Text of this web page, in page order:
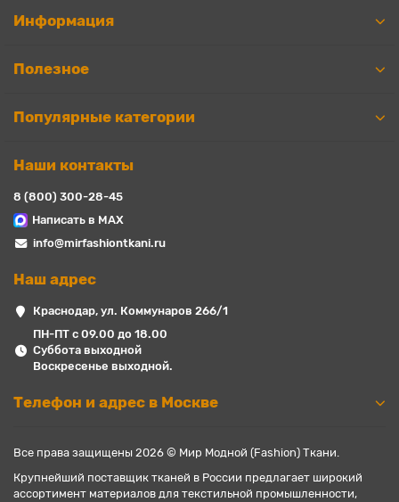
Информация
Полезное
Популярные категории
Наши контакты
8 (800) 300-28-45
Написать в MAX
info@mirfashiontkani.ru
Наш адрес
Краснодар, ул. Коммунаров 266/1
ПН-ПТ с 09.00 до 18.00
Суббота выходной
Воскресенье выходной.
Телефон и адрес в Москве
Все права защищены 2026 © Мир Модной (Fashion) Ткани.
Крупнейший поставщик тканей в России предлагает широкий
ассортимент материалов для текстильной промышленности,